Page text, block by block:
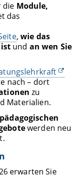
die Module,
das
, wie das
und an wen Sie
nach – dort
zu
Materialien.
werden neu
erwarten Sie